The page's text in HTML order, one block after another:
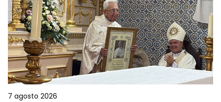
7 agosto 2026